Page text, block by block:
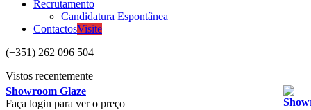
Recrutamento
Candidatura Espontânea
ContactosVisite
(+351) 262 096 504
Vistos recentemente
Showroom Glaze
Faça login para ver o preço